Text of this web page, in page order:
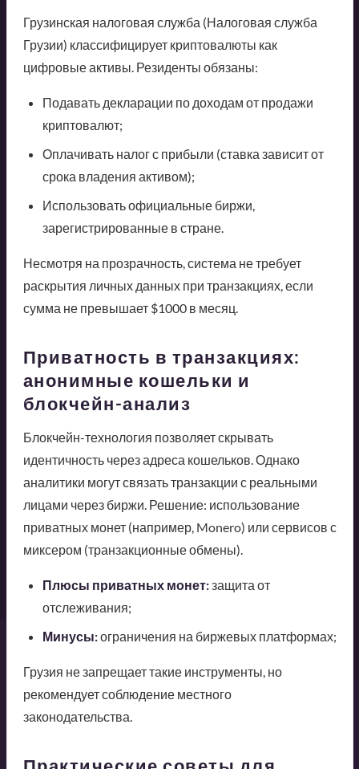
Грузинская налоговая служба (Налоговая служба
Грузии) классифицирует криптовалюты как
цифровые активы. Резиденты обязаны:
Подавать декларации по доходам от продажи
криптовалют;
Оплачивать налог с прибыли (ставка зависит от
срока владения активом);
Использовать официальные биржи,
зарегистрированные в стране.
Несмотря на прозрачность, система не требует
раскрытия личных данных при транзакциях, если
сумма не превышает $1000 в месяц.
Приватность в транзакциях:
анонимные кошельки и
блокчейн-анализ
Блокчейн-технология позволяет скрывать
идентичность через адреса кошельков. Однако
аналитики могут связать транзакции с реальными
лицами через биржи. Решение: использование
приватных монет (например, Monero) или сервисов с
миксером (транзакционные обмены).
Плюсы приватных монет:защита от
отслеживания;
Минусы:ограничения на биржевых платформах;
Грузия не запрещает такие инструменты, но
рекомендует соблюдение местного
законодательства.